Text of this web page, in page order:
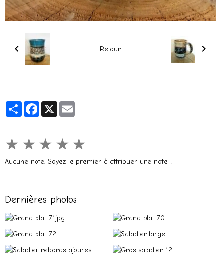
Retour
PartagerFacebook
X
★ ★ ★ ★ ★
Aucune note. Soyez le premier à attribuer une note !
Dernières photos